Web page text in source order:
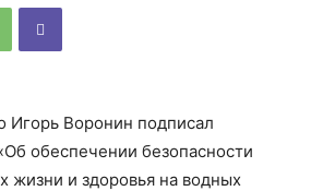
Игорь Воронин подписал
обеспечении безопасности
жизни и здоровья на водных